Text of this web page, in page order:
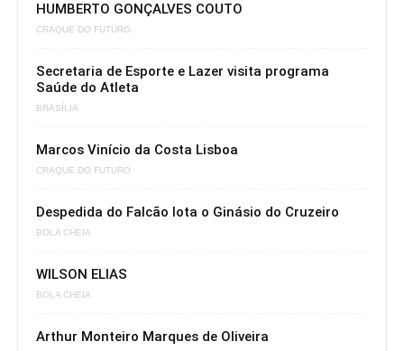
HUMBERTO GONÇALVES COUTO
CRAQUE DO FUTURO
Secretaria de Esporte e Lazer visita programa
Saúde do Atleta
BRASÍLIA
Marcos Vinício da Costa Lisboa
CRAQUE DO FUTURO
Despedida do Falcão lota o Ginásio do Cruzeiro
BOLA CHEIA
WILSON ELIAS
BOLA CHEIA
Arthur Monteiro Marques de Oliveira